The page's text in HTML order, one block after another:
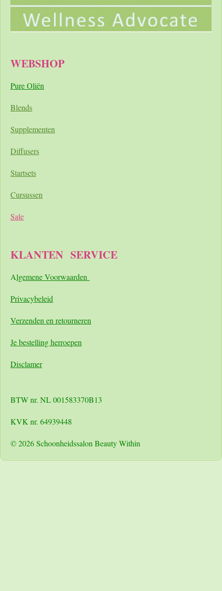
WEBSHOP
Pure Oliën
Blends
Supplementen
Diffusers
Startsets
Cursussen
Sale
KLANTEN SERVICE
Algemene Voorwaarden
Privacybeleid
Verzenden en retourneren
Je bestelling herroepen
Disclamer
BTW nr. NL 001583370B13
KVK nr. 64939448
© 2026 Schoonheidssalon Beauty Within